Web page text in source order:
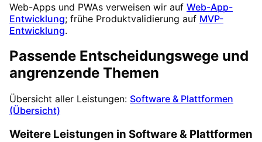
Web-Apps und PWAs verweisen wir auf Web-App-
Entwicklung; frühe Produktvalidierung auf MVP-
Entwicklung.
Passende Entscheidungswege und
angrenzende Themen
Übersicht aller Leistungen: Software & Plattformen
(Übersicht)
Weitere Leistungen in Software & Plattformen